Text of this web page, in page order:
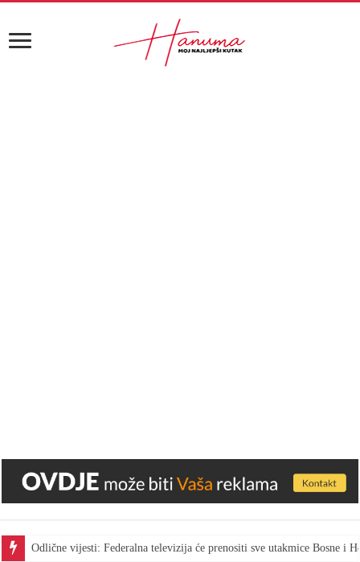
Gest za pohvalu: Bingo skratio vrijeme marketa kako bi radnici gledali